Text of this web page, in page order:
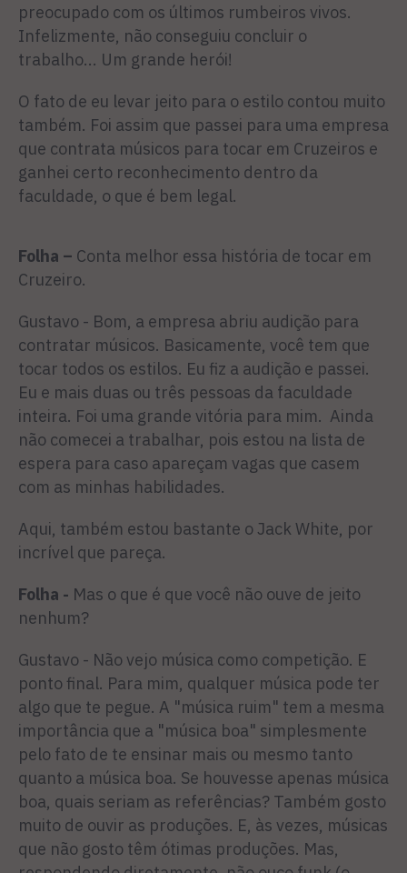
preocupado com os últimos rumbeiros vivos.
Infelizmente, não conseguiu concluir o
trabalho... Um grande herói!
O fato de eu levar jeito para o estilo contou muito
também. Foi assim que passei para uma empresa
que contrata músicos para tocar em Cruzeiros e
ganhei certo reconhecimento dentro da
faculdade, o que é bem legal.
Folha – Conta melhor essa história de tocar em
Cruzeiro.
Gustavo - Bom, a empresa abriu audição para
contratar músicos. Basicamente, você tem que
tocar todos os estilos. Eu fiz a audição e passei.
Eu e mais duas ou três pessoas da faculdade
inteira. Foi uma grande vitória para mim. Ainda
não comecei a trabalhar, pois estou na lista de
espera para caso apareçam vagas que casem
com as minhas habilidades.
Aqui, também estou bastante o Jack White, por
incrível que pareça.
Folha - Mas o que é que você não ouve de jeito
nenhum?
Gustavo - Não vejo música como competição. E
ponto final. Para mim, qualquer música pode ter
algo que te pegue. A "música ruim" tem a mesma
importância que a "música boa" simplesmente
pelo fato de te ensinar mais ou mesmo tanto
quanto a música boa. Se houvesse apenas música
boa, quais seriam as referências? Também gosto
muito de ouvir as produções. E, às vezes, músicas
que não gosto têm ótimas produções. Mas,